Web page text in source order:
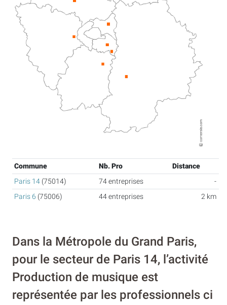
Commune Nb. Pro
Distance
Paris 14 (75014) 74 entreprises
-
Paris 6 (75006) 44 entreprises 2 km
Dans la Métropole du Grand Paris,
pour le secteur de Paris 14, l’activité
Production de musique est
représentée par les professionnels ci